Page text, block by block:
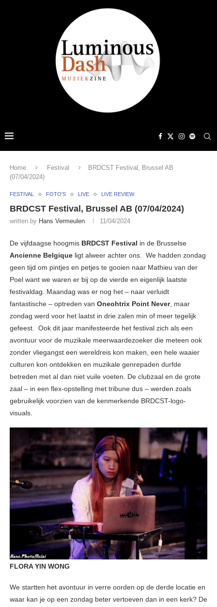
Home Festival
BRDCST Festival, Brussel AB
(07/04/2024)
FESTIVAL FOTO'S LIVE LIVE REVIEW
BRDCST Festival, Brussel AB (07/04/2024)
written by Hans Vermeulen 11/04/2024
De vijfdaagse hoogmis BRDCST Festival in de Brusselse
Ancienne Belgique ligt alweer achter ons. We hadden zondag
geen tijd om pintjes en petjes te gooien naar Mathieu van der
Poel want we waren er bij op de vierde en eigenlijk laatste
festivaldag. Maandag was er nog het – naar verluidt
fantastische – optreden van Oneohtrix Point Never, maar
zondag werd voor het laatst in drie zalen min of meer tegelijk
gefeest. Ook dit jaar manifesteerde het festival zich als een
avontuur voor de muzikale meerwaardezoeker die meteen ook
zonder vliegangst een wereldreis kon maken, een hele waaier
culturen kon ontdekken en muzikale genrepaden durfde
betreden met al dan niet vuile voeten. De clubzaal en de grote
zaal – in een flex-opstelling met tribune dus – werden zoals
gebruikelijk voorzien van de kenmerkende BRDCST-logo-
visuals.
FLORA YIN WONG
We startten het avontuur in verre oorden op de derde locatie en
waar kan je op een zondag beter vertoeven dan in een kerk? De